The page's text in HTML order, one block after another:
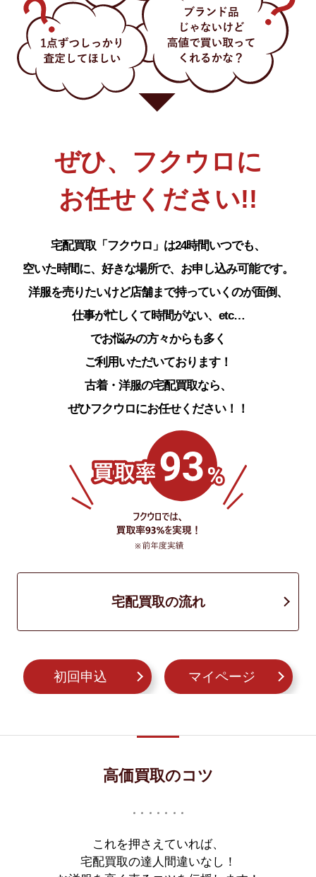
ぜひ、フクウロに
お任せください!!
宅配買取「フクウロ」は24時間いつでも、
空いた時間に、好きな場所で、お申し込み可能です。
洋服を売りたいけど店舗まで持っていくのが面倒、
仕事が忙しくて時間がない、etc…
でお悩みの方々からも多く
ご利用いただいております！
古着・洋服の宅配買取なら、
ぜひフクウロにお任せください！！
宅配買取の流れ
初回申込 マイページ
高価買取のコツ
これを押さえていれば、
宅配買取の達人間違いなし！